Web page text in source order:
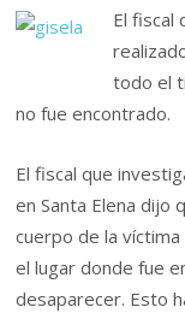
El fiscal
todo el
no fue encontrado.
El fiscal que
en Santa Elena dijo
cuerpo de la
el lugar donde fue
desaparecer. Esto